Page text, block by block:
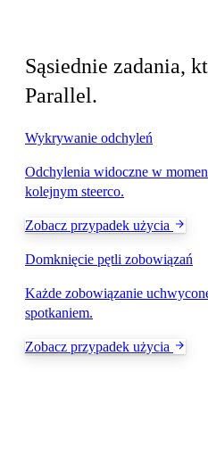
Sąsiednie zadania,
Parallel.
Wykrywanie odchyleń
Odchylenia widoczne w
kolejnym steerco.
Zobacz przypadek użycia
Domknięcie pętli zobowiązań
Każde zobowiązanie
spotkaniem.
Zobacz przypadek użycia